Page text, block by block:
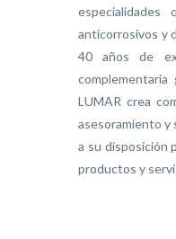
especialidades
anticorrosivos y
40 años de
LUMAR crea
asesoramiento y
a su disposición
productos y